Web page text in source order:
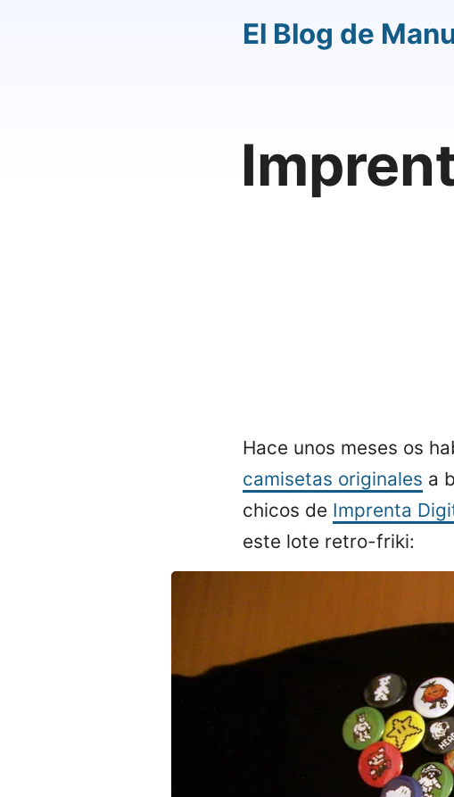
El Blog de
Hace unos meses os
camisetas originales a
chicos de Imprenta
este lote retro-friki: